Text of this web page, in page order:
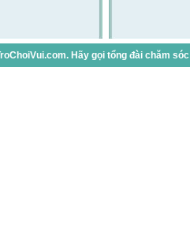
Hãy gọi tổng đài chăm